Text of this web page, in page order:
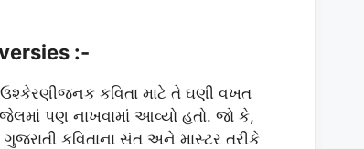
:-
ઉશ્કેરણીજનક કવિતા માટે તે ઘણી વખત
પણ નાખવામાં આવ્યો હતો. જો કે,
કવિતાના સંત અને માસ્ટર તરીકે